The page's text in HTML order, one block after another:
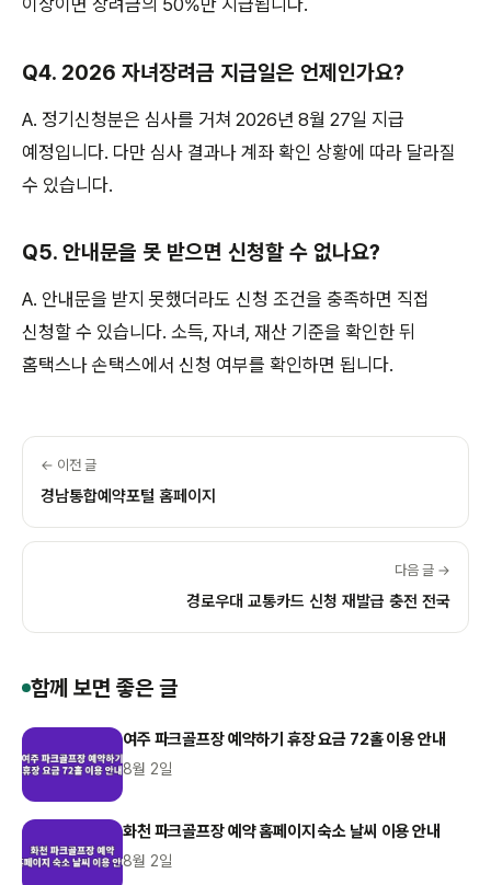
이상이면 장려금의 50%만 지급됩니다.
Q4. 2026 자녀장려금 지급일은 언제인가요?
A. 정기신청분은 심사를 거쳐 2026년 8월 27일 지급
예정입니다. 다만 심사 결과나 계좌 확인 상황에 따라 달라질
수 있습니다.
Q5. 안내문을 못 받으면 신청할 수 없나요?
A. 안내문을 받지 못했더라도 신청 조건을 충족하면 직접
신청할 수 있습니다. 소득, 자녀, 재산 기준을 확인한 뒤
홈택스나 손택스에서 신청 여부를 확인하면 됩니다.
← 이전 글
경남통합예약포털 홈페이지
다음 글 →
경로우대 교통카드 신청 재발급 충전 전국
함께 보면 좋은 글
여주 파크골프장 예약하기 휴장 요금 72홀 이용 안내
8월 2일
화천 파크골프장 예약 홈페이지 숙소 날씨 이용 안내
8월 2일